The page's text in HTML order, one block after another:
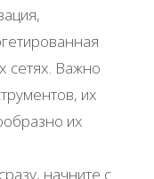
сетях. Важно
их
их
начните с